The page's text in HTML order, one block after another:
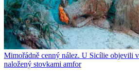
Mimořádně cenný nález. U Sicílie objevili
naložený stovkami amfor